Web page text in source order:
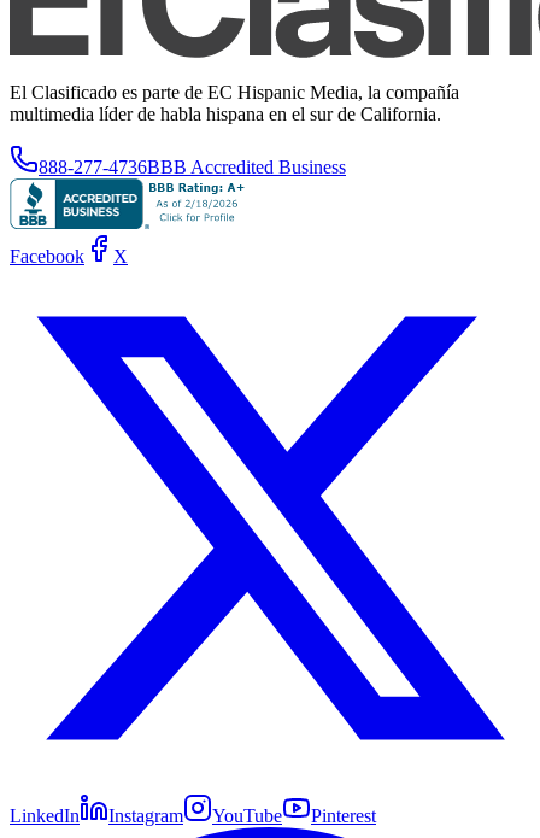
El Clasificado es parte de EC Hispanic Media, la compañía
multimedia líder de habla hispana en el sur de California.
888-277-4736BBB Accredited Business
Facebook X
LinkedIn Instagram YouTube Pinterest